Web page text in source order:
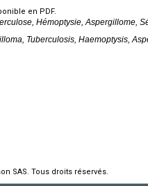
en PDF.
Hémoptysie, Aspergillome,
Tuberculosis, Haemoptysis,
SAS. Tous droits réservés.